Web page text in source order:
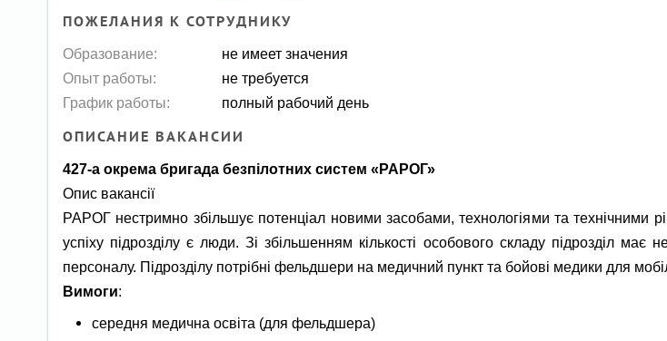
ПОЖЕЛАНИЯ К СОТРУДНИКУ
Образование:
не имеет значения
Опыт работы:
не требуется
График работы:
полный рабочий день
ОПИСАНИЕ ВАКАНСИИ
427-а окрема бригада безпілотних систем «РАРОГ»
Опис вакансії
РАРОГ нестримно збільшує потенціал новими засобами, технологіями та технічними
успіху підрозділу є люди. Зі збільшенням кількості особового складу підрозділ має
персоналу. Підрозділу потрібні фельдшери на медичний пункт та бойові медики для
Вимоги:
середня медична освіта (для фельдшера)